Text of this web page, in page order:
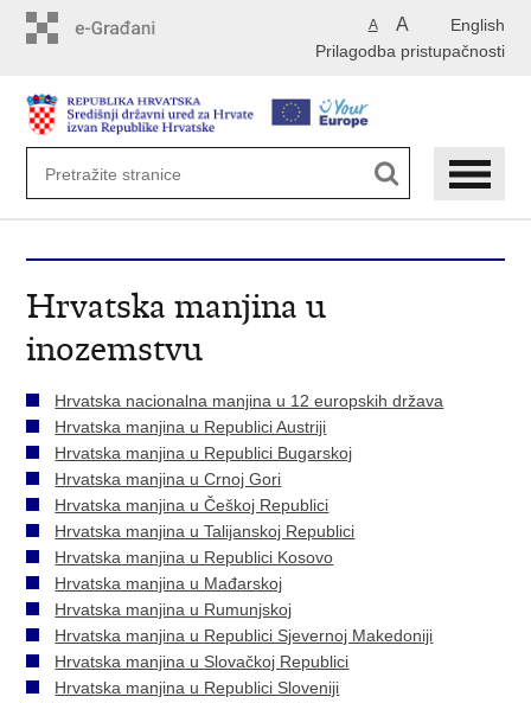
English
A A
Prilagodba pristupačnosti
Hrvatska manjina u
inozemstvu
Hrvatska nacionalna manjina u 12 europskih država
Hrvatska manjina u Republici Austriji
Hrvatska manjina u Republici Bugarskoj
Hrvatska manjina u Crnoj Gori
Hrvatska manjina u Češkoj Republici
Hrvatska manjina u Talijanskoj Republici
Hrvatska manjina u Republici Kosovo
Hrvatska manjina u Mađarskoj
Hrvatska manjina u Rumunjskoj
Hrvatska manjina u Republici Sjevernoj Makedoniji
Hrvatska manjina u Slovačkoj Republici
Hrvatska manjina u Republici Sloveniji